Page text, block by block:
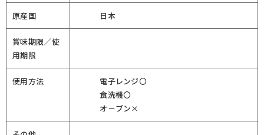
原産国 日本
賞味期限／使
用期限
使用方法
電子レンジ〇
食洗機〇
オ－ブン×